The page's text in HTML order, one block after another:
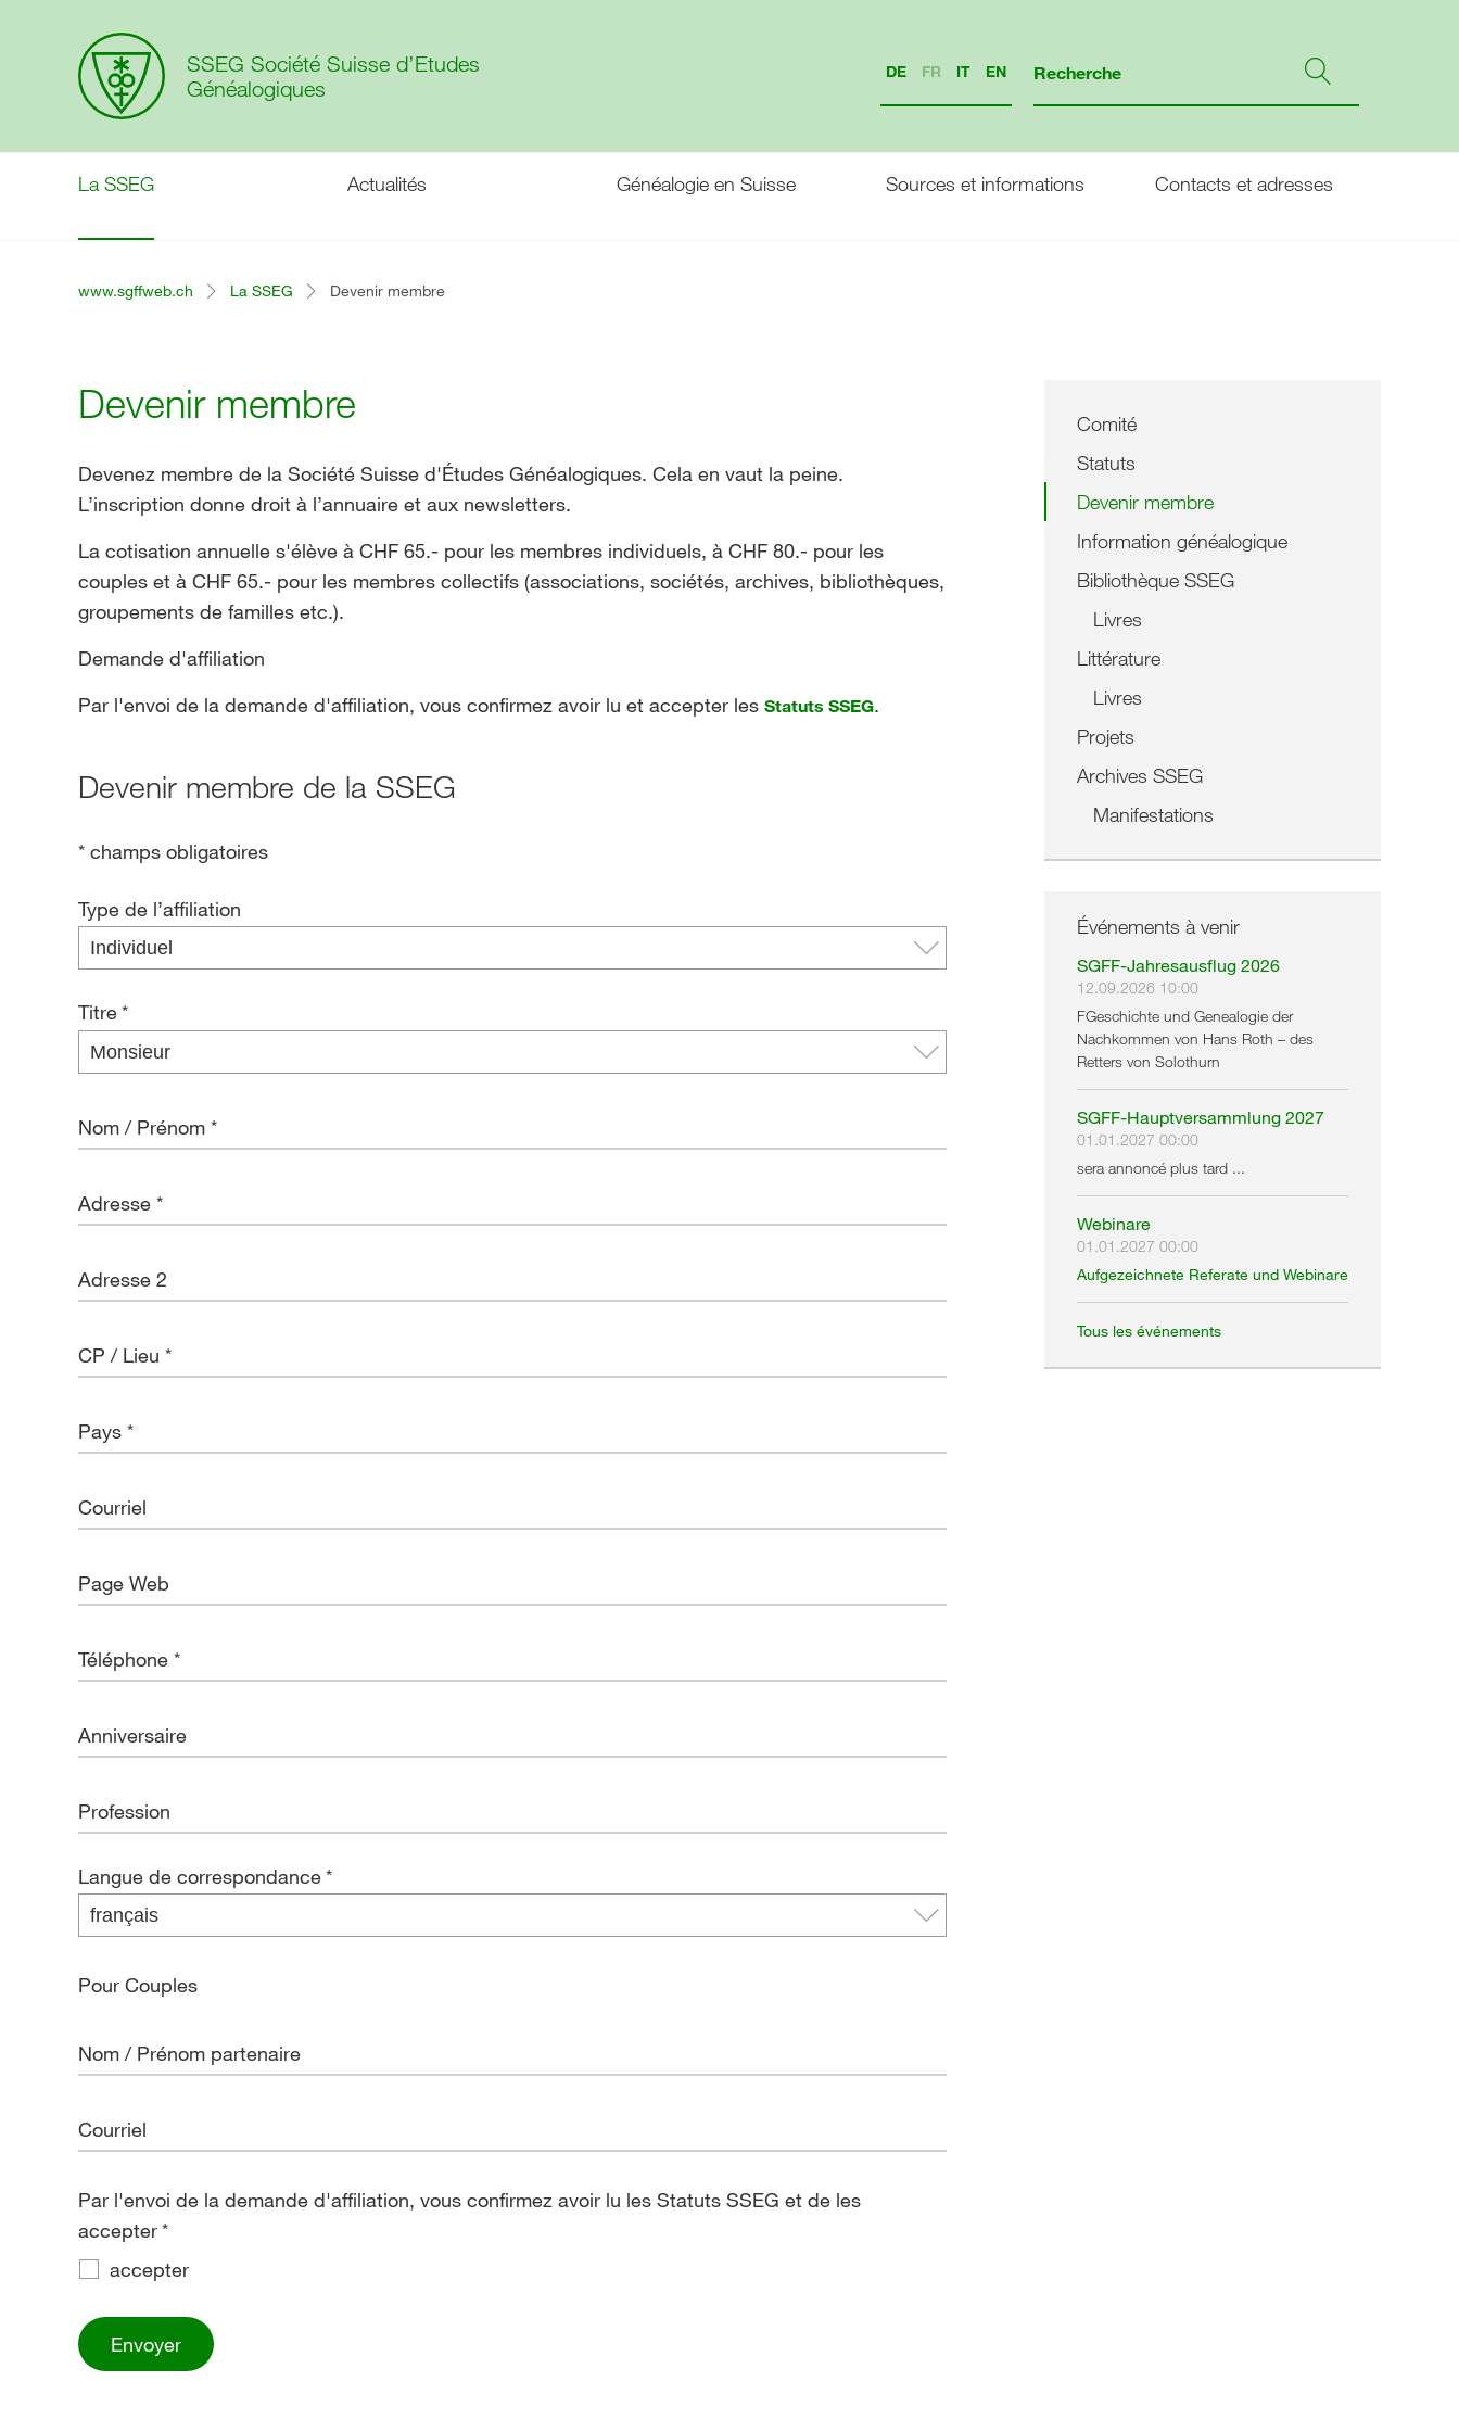
SSEG Société Suisse d’Etudes
Généalogiques
La SSEG Actualités Généalogie en Suisse Sources et informations Contacts et adresses
DE FR IT EN
www.sgffweb.ch La SSEG Devenir membre
Devenir membre
Devenez membre de la Société Suisse d'Études Généalogiques. Cela en vaut la peine.
L’inscription donne droit à l’annuaire et aux newsletters.
La cotisation annuelle s'élève à CHF 65.- pour les membres individuels, à CHF 80.- pour les
couples et à CHF 65.- pour les membres collectifs (associations, sociétés, archives, bibliothèques,
groupements de familles etc.).
Demande d'affiliation
Par l'envoi de la demande d'affiliation, vous confirmez avoir lu et accepter les Statuts SSEG.
Devenir membre de la SSEG
* champs obligatoires
Type de l’affiliation
Titre*
Langue de correspondance*
Pour Couples
Par l'envoi de la demande d'affiliation, vous confirmez avoir lu les Statuts SSEG et de les
accepter*
accepter
Comité
Statuts
Devenir membre
Information généalogique
Bibliothèque SSEG
Livres
Littérature
Livres
Projets
Archives SSEG
Manifestations
Événements à venir
SGFF-Jahresausflug 2026
12.09.2026 10:00
FGeschichte und Genealogie der
Nachkommen von Hans Roth – des
Retters von Solothurn
SGFF-Hauptversammlung 2027
01.01.2027 00:00
sera annoncé plus tard ...
Webinare
01.01.2027 00:00
Aufgezeichnete Referate und Webinare
Tous les événements